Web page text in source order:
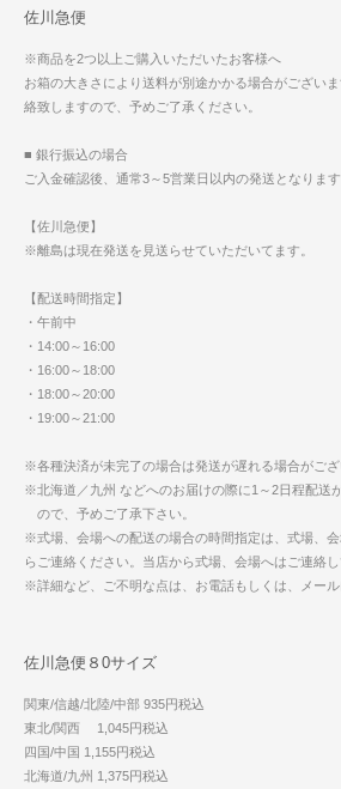
佐川急便
※商品を2つ以上ご購入いただいたお客様へ
お箱の大きさにより送料が別途かかる場合がござい
絡致しますので、予めご了承ください。
■ 銀行振込の場合
ご入金確認後、通常3～5営業日以内の発送となります
【佐川急便】
※離島は現在発送を見送らせていただいてます。
【配送時間指定】
・午前中
・14:00～16:00
・16:00～18:00
・18:00～20:00
・19:00～21:00
※各種決済が未完了の場合は発送が遅れる場合がござ
※北海道／九州 などへのお届けの際に1～2日程配送
ので、予めご了承下さい。
※式場、会場への配送の場合の時間指定は、式場、
らご連絡ください。当店から式場、会場へはご連絡し
※詳細など、ご不明な点は、お電話もしくは、メー
佐川急便８0サイズ
関東/信越/北陸/中部 935円税込
東北/関西 1,045円税込
四国/中国 1,155円税込
北海道/九州 1,375円税込